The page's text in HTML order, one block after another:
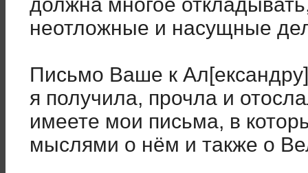
должна многое
неотложные и насущные
Письмо Ваше к
я получила, прочла и
имеете мои письма, в
мыслями о нём и также о